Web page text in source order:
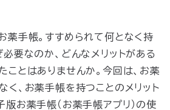
薬手帳。すすめられて何となく持
要なのか、どんなメリットがある
ことはありませんか。今回は、お薬
く、お薬手帳を持つことのメリット
お薬手帳（お薬手帳アプリ）の使